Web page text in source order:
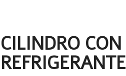
CILINDRO CON
REFRIGERANTE